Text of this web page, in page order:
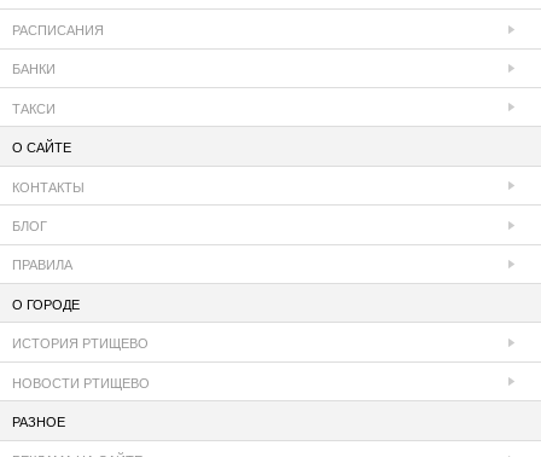
РАСПИСАНИЯ
БАНКИ
ТАКСИ
О САЙТЕ
КОНТАКТЫ
БЛОГ
ПРАВИЛА
О ГОРОДЕ
ИСТОРИЯ РТИЩЕВО
НОВОСТИ РТИЩЕВО
РАЗНОЕ